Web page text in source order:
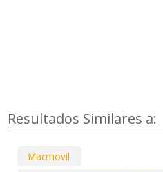
Resultados Similares a:
Macmovil